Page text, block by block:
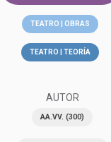
TEATRO | OBRAS
TEATRO | TEORÍA
AUTOR
AA.VV. (300)